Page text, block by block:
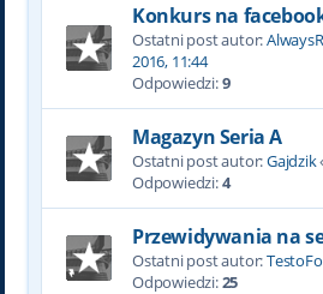
Konkurs na
Ostatni post autor:
2016, 11:44
Odpowiedzi:9
Magazyn Seria A
Ostatni post autor:Gajdzik
Odpowiedzi:4
Przewidywania na
Ostatni post autor:
Odpowiedzi:25